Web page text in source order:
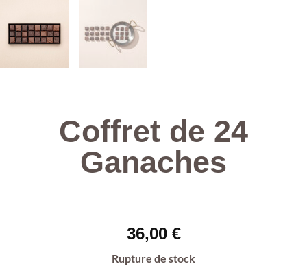
Coffret de 24
Ganaches
36,00 €
Rupture de stock